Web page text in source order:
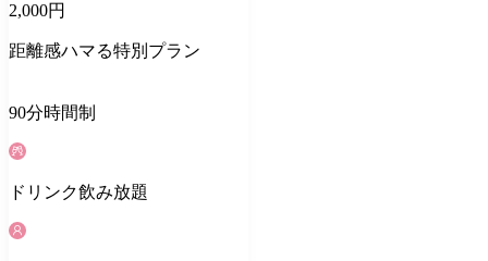
2,000円
距離感ハマる特別プラン
90分時間制
ドリンク飲み放題